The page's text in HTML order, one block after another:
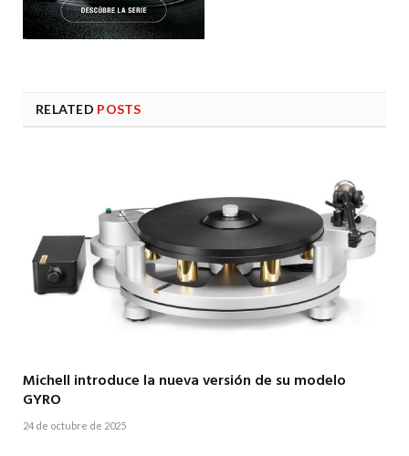
RELATED POSTS
Michell introduce la nueva versión de su modelo
GYRO
24 de octubre de 2025